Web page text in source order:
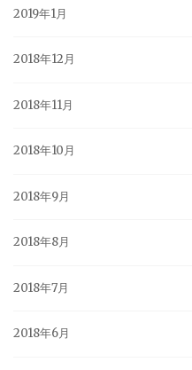
2019年1月
2018年12月
2018年11月
2018年10月
2018年9月
2018年8月
2018年7月
2018年6月